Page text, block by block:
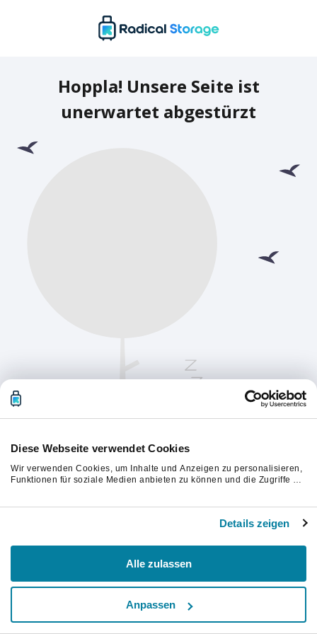
Diese Webseite verwendet Cookies
Wir verwenden Cookies, um Inhalte und Anzeigen zu personalisieren,
Funktionen für soziale Medien anbieten zu können und die Zugriffe auf
Informationen möglicherweise mit weiteren Daten zusammen, die Sie
Dienste gesammelt haben.
Details zeigen
Alle zulassen
Anpassen
Hoppla! Unsere Seite ist
unerwartet abgestürzt
Bitte aktualisiere die Seite, um fortzufahren.
Aktualisieren